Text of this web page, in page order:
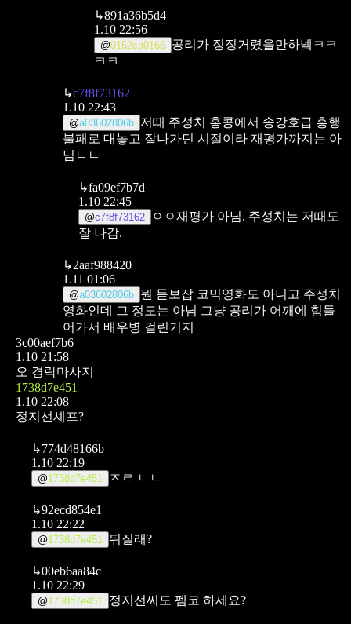
↳891a36b5d4
1.10 22:56
@0152ca0166 공리가 징징거렸을만하넼ㅋㅋ
ㅋㅋ
↳c7f8f73162
1.10 22:43
@a03602806b 저때 주성치 홍콩에서 송강호급 흥행
불패로 대놓고 잘나가던 시절이라 재평가까지는 아
님ㄴㄴ
↳fa09ef7b7d
1.10 22:45
@c7f8f73162
ㅇㅇ재평가 아님. 주성치는 저때도
잘 나감.
↳2aaf988420
1.11 01:06
@a03602806b 뭔 듣보잡 코믹영화도 아니고 주성치
영화인데 그 정도는 아님 그냥 공리가 어깨에 힘들
어가서 배우병 걸린거지
3c00aef7b6
1.10 21:58
오 경락마사지
1738d7e451
1.10 22:08
정지선셰프?
↳774d48166b
1.10 22:19
@1738d7e451 ㅈㄹ ㄴㄴ
↳92ecd854e1
1.10 22:22
@1738d7e451 뒤질래?
↳00eb6aa84c
1.10 22:29
@1738d7e451 정지선씨도 펨코 하세요?